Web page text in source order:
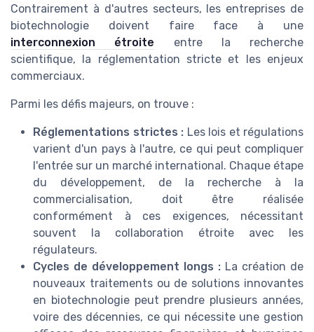
Contrairement à d'autres secteurs, les entreprises de
biotechnologie doivent faire face à une
interconnexion étroite entre la recherche
scientifique, la réglementation stricte et les enjeux
commerciaux.
Parmi les défis majeurs, on trouve :
Réglementations strictes : Les lois et régulations
varient d'un pays à l'autre, ce qui peut compliquer
l'entrée sur un marché international. Chaque étape
du développement, de la recherche à la
commercialisation, doit être réalisée
conformément à ces exigences, nécessitant
souvent la collaboration étroite avec les
régulateurs.
Cycles de développement longs : La création de
nouveaux traitements ou de solutions innovantes
en biotechnologie peut prendre plusieurs années,
voire des décennies, ce qui nécessite une gestion